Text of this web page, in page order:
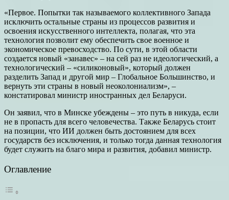
«Первое. Попытки так называемого коллективного Запада
исключить остальные страны из процессов развития и
освоения искусственного интеллекта, полагая, что эта
технология позволит ему обеспечить свое военное и
экономическое превосходство. По сути, в этой области
создается новый «занавес» – на сей раз не идеологический, а
технологический – «силиконовый», который должен
разделить Запад и другой мир – Глобальное Большинство, и
вернуть эти страны в новый неоколониализм», –
констатировал министр иностранных дел Беларуси.
Он заявил, что в Минске убеждены – это путь в никуда, если
не в пропасть для всего человечества. Также Беларусь стоит
на позиции, что ИИ должен быть достоянием для всех
государств без исключения, и только тогда данная технология
будет служить на благо мира и развития, добавил министр.
Оглавление